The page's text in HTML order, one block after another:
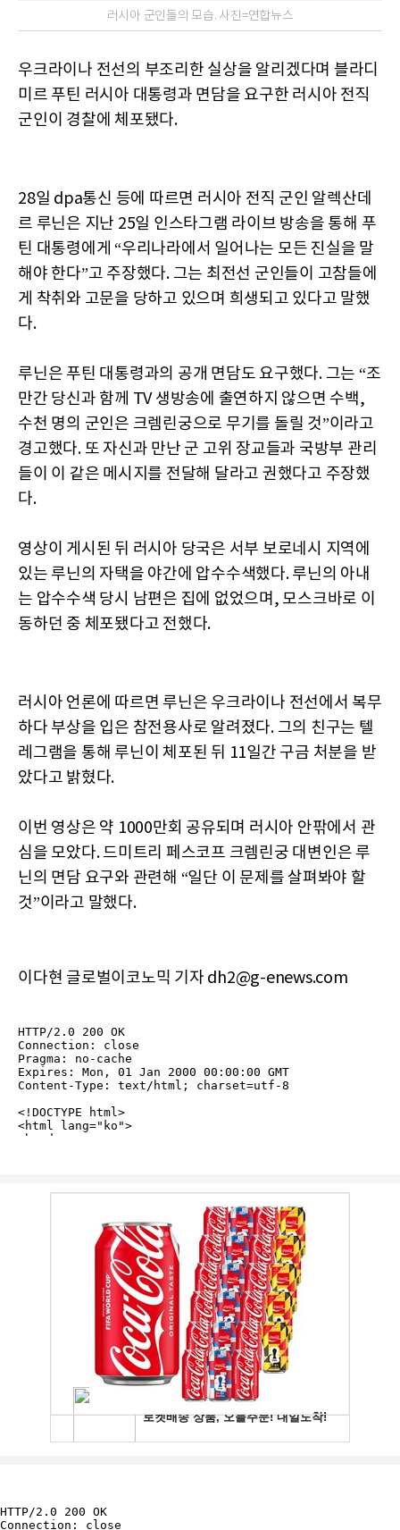
러시아 군인들의 모습. 사진=연합뉴스
우크라이나 전선의 부조리한 실상을 알리겠다며 블라디
미르 푸틴 러시아 대통령과 면담을 요구한 러시아 전직
군인이 경찰에 체포됐다.
28일 dpa통신 등에 따르면 러시아 전직 군인 알렉산데
르 루닌은 지난 25일 인스타그램 라이브 방송을 통해 푸
틴 대통령에게 “우리나라에서 일어나는 모든 진실을 말
해야 한다”고 주장했다. 그는 최전선 군인들이 고참들에
게 착취와 고문을 당하고 있으며 희생되고 있다고 말했
다.
루닌은 푸틴 대통령과의 공개 면담도 요구했다. 그는 “조
만간 당신과 함께 TV 생방송에 출연하지 않으면 수백,
수천 명의 군인은 크렘린궁으로 무기를 돌릴 것”이라고
경고했다. 또 자신과 만난 군 고위 장교들과 국방부 관리
들이 이 같은 메시지를 전달해 달라고 권했다고 주장했
다.
영상이 게시된 뒤 러시아 당국은 서부 보로네시 지역에
있는 루닌의 자택을 야간에 압수수색했다. 루닌의 아내
는 압수수색 당시 남편은 집에 없었으며, 모스크바로 이
동하던 중 체포됐다고 전했다.
러시아 언론에 따르면 루닌은 우크라이나 전선에서 복무
하다 부상을 입은 참전용사로 알려졌다. 그의 친구는 텔
레그램을 통해 루닌이 체포된 뒤 11일간 구금 처분을 받
았다고 밝혔다.
이번 영상은 약 1000만회 공유되며 러시아 안팎에서 관
심을 모았다. 드미트리 페스코프 크렘린궁 대변인은 루
닌의 면담 요구와 관련해 “일단 이 문제를 살펴봐야 할
것”이라고 말했다.
이다현 글로벌이코노믹 기자 dh2@g-enews.com